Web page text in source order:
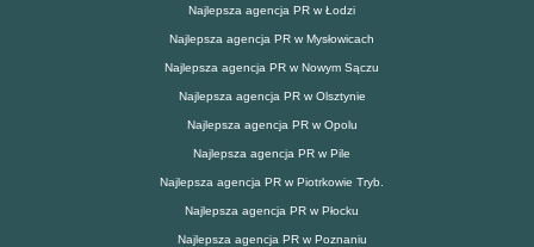
Najlepsza agencja PR w Łodzi
Najlepsza agencja PR w Mysłowicach
Najlepsza agencja PR w Nowym Sączu
Najlepsza agencja PR w Olsztynie
Najlepsza agencja PR w Opolu
Najlepsza agencja PR w Pile
Najlepsza agencja PR w Piotrkowie Tryb.
Najlepsza agencja PR w Płocku
Najlepsza agencja PR w Poznaniu